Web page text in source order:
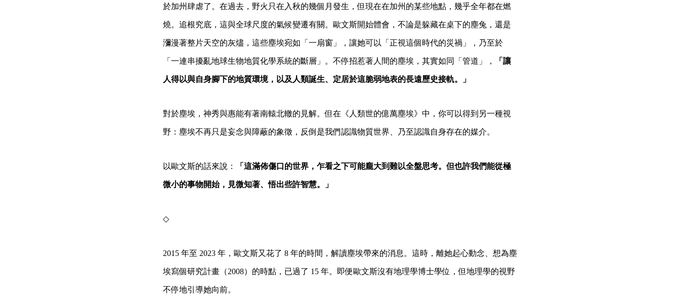
於加州肆虐了。在過去，野火只在入秋的幾個月發生，但現在在加州的某些地點，幾乎全年都在燃
燒。追根究底，這與全球尺度的氣候變遷有關。歐文斯開始體會，不論是躲藏在桌下的塵兔，還是
瀰漫著整片天空的灰燼，這些塵埃宛如「一扇窗」，讓她可以「正視這個時代的災禍」，乃至於
「一連串擾亂地球生物地質化學系統的斷層」。不停招惹著人間的塵埃，其實如同「管道」， 「讓
人得以與自身腳下的地質環境，以及人類誕生、定居於這脆弱地表的長遠歷史接軌。」
對於塵埃，神秀與惠能有著南轅北轍的見解。但在《人類世的億萬塵埃》中，你可以得到另一種視
野：塵埃不再只是妄念與障蔽的象徵，反倒是我們認識物質世界、乃至認識自身存在的媒介。
以歐文斯的話來說： 「這滿佈傷口的世界，乍看之下可能龐大到難以全盤思考。但也許我們能從極
微小的事物開始，見微知著、悟出些許智慧。」
◇
2015 年至 2023 年，歐文斯又花了 8 年的時間，解讀塵埃帶來的消息。這時，離她起心動念、想為塵
埃寫個研究計畫（2008）的時點，已過了 15 年。即便歐文斯沒有地理學博士學位，但地理學的視野
不停地引導她向前。